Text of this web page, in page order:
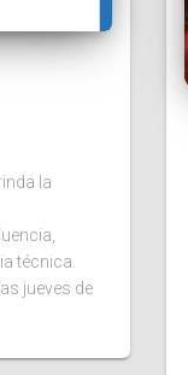
la
técnica.
jueves de